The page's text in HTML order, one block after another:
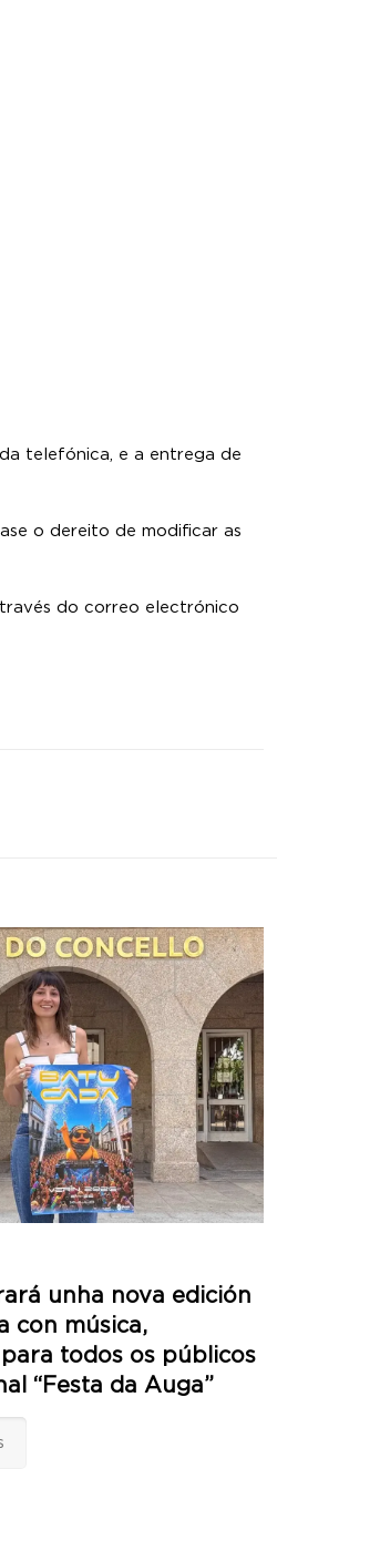
telefónica, e a entrega de
o dereito de modificar as
do correo electrónico
unha nova edición
con música,
todos os públicos
“Festa da Auga”